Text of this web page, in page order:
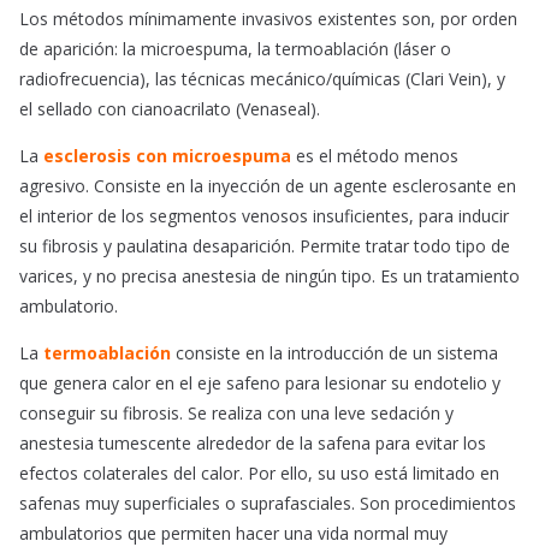
Los métodos mínimamente invasivos existentes son, por orden
de aparición: la microespuma, la termoablación (láser o
radiofrecuencia), las técnicas mecánico/químicas (Clari Vein), y
el sellado con cianoacrilato (Venaseal).
La esclerosis con microespuma es el método menos
agresivo. Consiste en la inyección de un agente esclerosante en
el interior de los segmentos venosos insuficientes, para inducir
su fibrosis y paulatina desaparición. Permite tratar todo tipo de
varices, y no precisa anestesia de ningún tipo. Es un tratamiento
ambulatorio.
La termoablación consiste en la introducción de un sistema
que genera calor en el eje safeno para lesionar su endotelio y
conseguir su fibrosis. Se realiza con una leve sedación y
anestesia tumescente alrededor de la safena para evitar los
efectos colaterales del calor. Por ello, su uso está limitado en
safenas muy superficiales o suprafasciales. Son procedimientos
ambulatorios que permiten hacer una vida normal muy